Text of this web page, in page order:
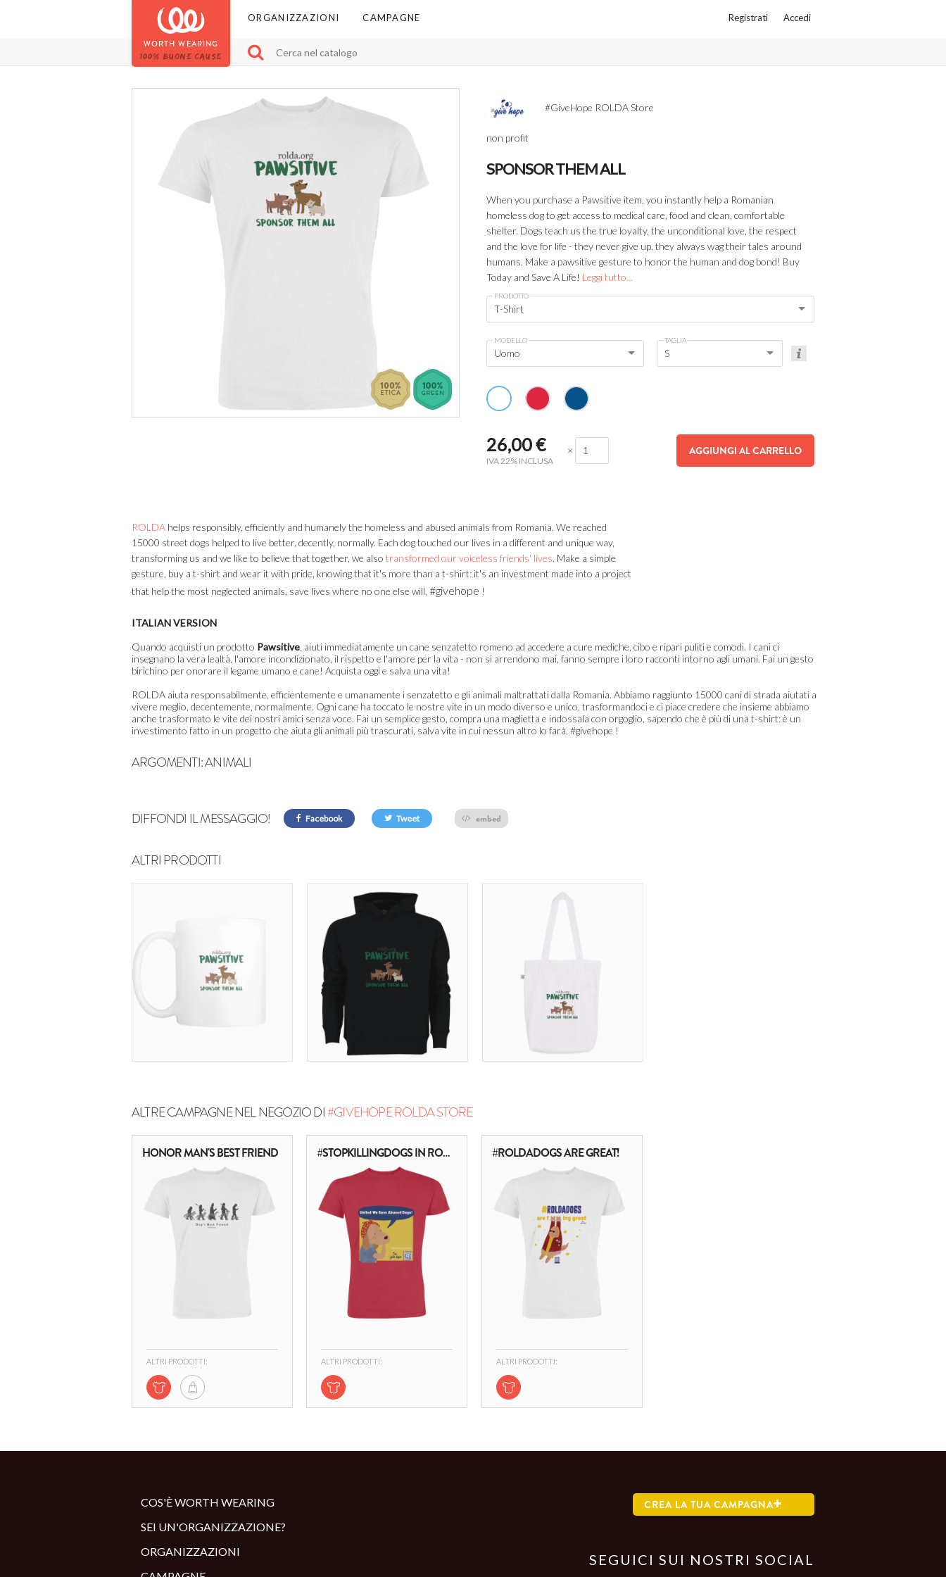
WORTH WEARING
100% BUONE CAUSE
Registrati Accedi
ORGANIZZAZIONI CAMPAGNE
#GiveHope ROLDA Store
non profit
SPONSOR THEM ALL
When you purchase a Pawsitive item, you instantly help a Romanian
homeless dog to get access to medical care, food and clean, comfortable
shelter. Dogs teach us the true loyalty, the unconditional love, the respect
and the love for life - they never give up, they always wag their tales around
humans. Make a pawsitive gesture to honor the human and dog bond! Buy
Today and Save A Life! Leggi tutto...
PRODOTTO
T-Shirt
MODELLO
Uomo
TAGLIA
S
26,00€
IVA 22% INCLUSA
× AGGIUNGI AL CARRELLO
ROLDA helps responsibly, efficiently and humanely the homeless and abused animals from Romania. We reached
15000 street dogs helped to live better, decently, normally. Each dog touched our lives in a different and unique way,
transforming us and we like to believe that together, we also transformed our voiceless friends' lives. Make a simple
gesture, buy a t-shirt and wear it with pride, knowing that it's more than a t-shirt: it's an investment made into a project
that help the most neglected animals, save lives where no one else will, #givehope !
ITALIAN VERSION
Quando acquisti un prodotto Pawsitive , aiuti immediatamente un cane senzatetto romeno ad accedere a cure mediche, cibo e ripari puliti e comodi. I cani ci
insegnano la vera lealtà, l'amore incondizionato, il rispetto e l'amore per la vita - non si arrendono mai, fanno sempre i loro racconti intorno agli umani. Fai un gesto
birichino per onorare il legame umano e cane! Acquista oggi e salva una vita!
ROLDA aiuta responsabilmente, efficientemente e umanamente i senzatetto e gli animali maltrattati dalla Romania. Abbiamo raggiunto 15000 cani di strada aiutati a
vivere meglio, decentemente, normalmente. Ogni cane ha toccato le nostre vite in un modo diverso e unico, trasformandoci e ci piace credere che insieme abbiamo
anche trasformato le vite dei nostri amici senza voce. Fai un semplice gesto, compra una maglietta e indossala con orgoglio, sapendo che è più di una t-shirt: è un
investimento fatto in un progetto che aiuta gli animali più trascurati, salva vite in cui nessun altro lo farà, #givehope !
ARGOMENTI:ANIMALI
DIFFONDI IL MESSAGGIO! Facebook Tweet embed
ALTRI PRODOTTI
ALTRE CAMPAGNE NEL NEGOZIO DI#GIVEHOPE ROLDA STORE
HONOR MAN'S BEST FRIEND
ALTRI PRODOTTI:
#STOPKILLINGDOGS IN ROMANIA
ALTRI PRODOTTI:
#ROLDADOGS ARE GREAT!
ALTRI PRODOTTI:
COS'È WORTH WEARING
SEI UN'ORGANIZZAZIONE?
ORGANIZZAZIONI
CREA LA TUA CAMPAGNA
SEGUICI SUI NOSTRI SOCIAL